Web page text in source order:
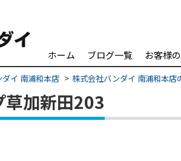
ホーム ブログ一覧 お客様
イ 南浦和本店 株式会社バンダイ 南浦和本店
草加新田203